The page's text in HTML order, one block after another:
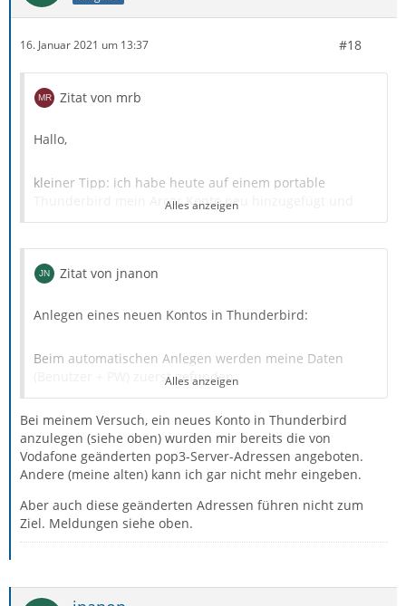
16. Januar 2021 um 13:37 #18
Zitat von mrb
Hallo,
kleiner Tipp: ich habe heute auf einem portable
Thunderbird mein Arcor.Konto neu hinzugefügt und
war überrascht, dass der Servername anders heißt,
SSL/TSL Port 993
Authentifizierungsmethode: Passwort normal
Entsprechend für POP
SSL/TLS Port 995
Deine Mailadresse/Benutzername bleiben natürlich die
mit @arcor.de
Alles anzeigen
Zitat von jnanon
Anlegen eines neuen Kontos in Thunderbird:
Beim automatischen Anlegen werden meine Daten
(Benutzer + PW) zuerst gefunden,
(Anzeige: “Einstellungen wurden bei Ihrem Anbieter des
E-Mail-Diensts gefunden”).
Nach dem Bestätigen mit Fertig, kommt die Anzeige:
“Anmeldung auf dem Server fehlgeschlagen. Evtl. Sind
Konfiguration, Benutzername oder Password nicht
Alles anzeigen
Bei meinem Versuch, ein neues Konto in Thunderbird
anzulegen (siehe oben) wurden mir bereits die von
Vodafone geänderten pop3-Server-Adressen angeboten.
Andere (meine alten) kann ich gar nicht mehr eingeben.
Aber auch diese geänderten Adressen führen nicht zum
Ziel. Meldungen siehe oben.